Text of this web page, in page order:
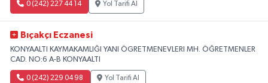
0 (242) 227 44 14 Yol Tarifi Al
Bıçakçı Eczanesi
KONYAALTI KAYMAKAMLIĞI YANI ÖGRETMENEVLERI MH. ÖĞRETMENLER
CAD. NO:6 A-B KONYAALTI
0 (242) 229 04 98 Yol Tarifi Al